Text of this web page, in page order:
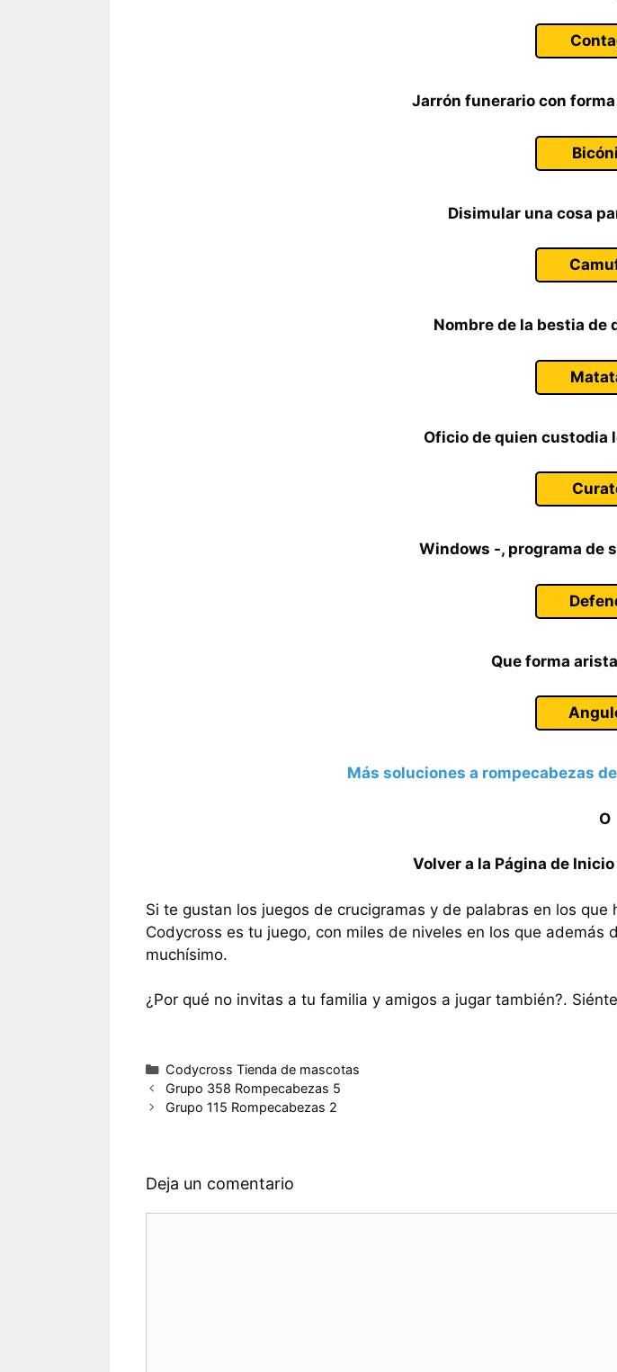
Jarrón funerario con
Disimular una cosa
Nombre de la bestia de
Oficio de quien custodia
Windows -, programa de
Que forma
Más soluciones a rompecabezas
O
Volver a la Página de Inicio
Si te gustan los juegos de crucigramas y de palabras en los
Codycross es tu juego, con miles de niveles en los que
muchísimo.
¿Por qué no invitas a tu familia y amigos a jugar también?.
Categorías
Codycross Tienda de mascotas
Grupo 358 Rompecabezas 5
Grupo 115 Rompecabezas 2
Deja un comentario